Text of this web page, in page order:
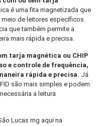
é uma fita magnetizada que
de leitores específicos.
que também permite a
mais rápida e precisa.
tarja magnética ou CHIP
e controle de frequência,
rápida e precisa. Já
são mais simples e podem
a leitura
Lucas mg aqui na